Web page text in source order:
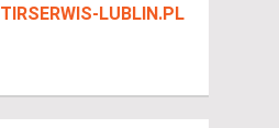
TIRSERWIS-LUBLIN.PL